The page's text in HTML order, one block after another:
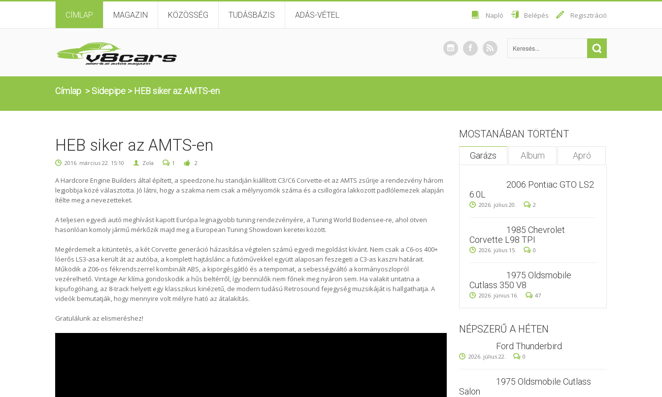
CÍMLAP MAGAZIN KÖZÖSSÉG TUDÁSBÁZIS ADÁS-VÉTEL Napló Belépés Regisztráció
Címlap >Sidepipe > HEB siker az AMTS-en
HEB siker az AMTS-en
2016. március 22. 15:10 Zola 1 2
A Hardcore Engine Builders által épített, a speedzone.hu standján kiállított C3/C6 Corvette-et az AMTS zsűrije a rendezvény három
legjobbja közé választotta. Jó látni, hogy a szakma nem csak a mélynyomók száma és a csillogóra lakkozott padlólemezek alapján
ítélte meg a nevezetteket.
A teljesen egyedi autó meghívást kapott Európa legnagyobb tuning rendezvényére, a Tuning World Bodensee-re, ahol ötven
hasonlóan komoly jármű mérkőzik majd meg a European Tuning Showdown keretei között.
Megérdemelt a kitüntetés, a két Corvette generáció házasítása végtelen számú egyedi megoldást kívánt. Nem csak a C6-os 400+
lóerős LS3-asa került át az autóba, a komplett hajtáslánc a futóművekkel együtt alaposan feszegeti a C3-as kaszni határait.
Működik a Z06-os fékrendszerrel kombinált ABS, a kipörgésgátló és a tempomat, a sebességváltó a kormányoszlopról
vezérelhető. Vintage Air klíma gondoskodik a hűs beltérről, így bennülők nem főnek meg nyáron sem. Ha valakit untatna a
kipufogóhang, az 8-track helyett egy klasszikus kinézetű, de modern tudású Retrosound fejegység muzsikáját is hallgathatja. A
videók bemutatják, hogy mennyire volt mélyre ható az átalakítás.
Gratulálunk az elismeréshez!
MOSTANÁBAN TÖRTÉNT
Garázs Album Apró
2006 Pontiac GTO LS2
6.0L
2026. július 20. 2
1985 Chevrolet
Corvette L98 TPI
2026. július 15. 0
1975 Oldsmobile
Cutlass 350 V8
2026. június 16. 47
NÉPSZERŰ A HÉTEN
Ford Thunderbird
2026. július 22. 0
1975 Oldsmobile Cutlass
Salon